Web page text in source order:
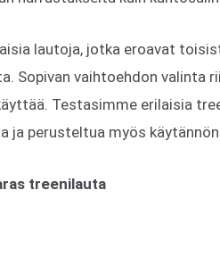
lautoja, jotka eroavat
Sopivan vaihtoehdon valinta
Testasimme erilaisia
ja perusteltua myös
treenilauta